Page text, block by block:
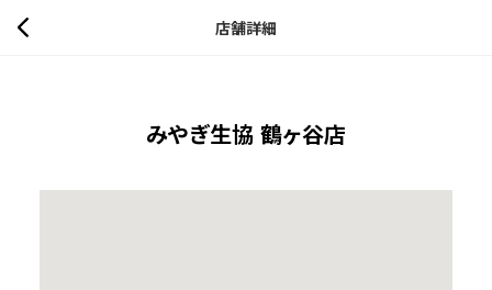
店舗詳細
みやぎ生協 鶴ヶ谷店